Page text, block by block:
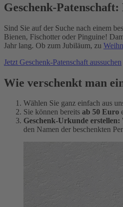
Geschenk-
Sind Sie auf der Suche nach einem
Bienen, Fischotter oder Pinguine!
Jahr lang. Ob zum Jubiläum, zu
Jetzt Geschenk-Patenschaft aussuchen
Wie verschenkt man
Wählen Sie ganz einfach aus
Sie können bereits ab 50 Euro
Geschenk-Urkunde erstellen:
den Namen der beschenkten